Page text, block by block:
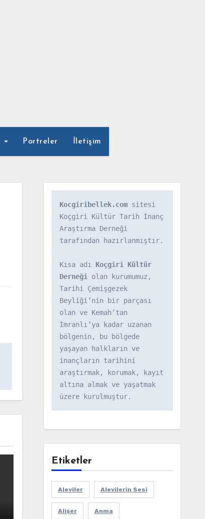
Portreler İletişim
Kocgiribellek.com sitesi
Koçgiri Kültür Tarih İnanç
Araştırma Derneği
tarafından hazırlanmıştır.
Kısa adı Koçgiri Kültür
Derneği olan kurumumuz,
Tarihi Çemişgezek
Beyliği’nin bir parçası
olan ve Kemah’tan
İmranlı’ya kadar uzanan
bölgenin, bu bölgede
yaşayan halkların ve
inançların tarihini
araştırmak, korumak, kayıt
altına almak ve yaşatmak
üzere kurulmuştur.
Etiketler
Aleviler Alevilerin Sesi
Alişer Anma